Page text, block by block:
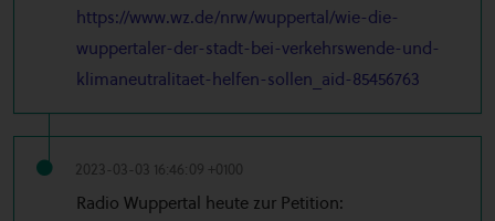
https://www.wz.de/nrw/wuppertal/wie-die-
wuppertaler-der-stadt-bei-verkehrswende-und-
klimaneutralitaet-helfen-sollen_aid-85456763
2023-03-03 16:46:09 +0100
Radio Wuppertal heute zur Petition: